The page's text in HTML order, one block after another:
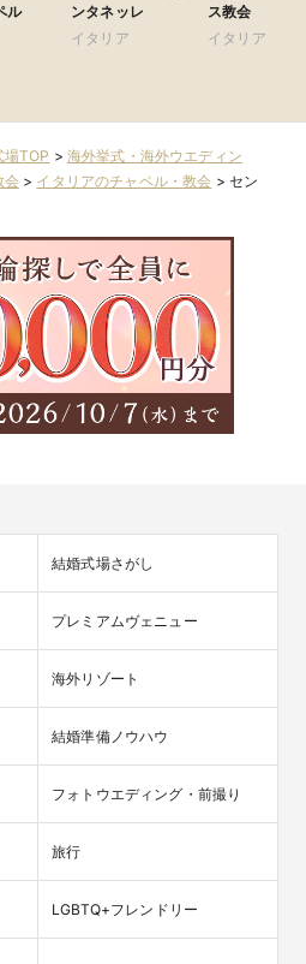
ル
ンタネッレ
イタリア
ス教会
イタリア
場TOP > 海外挙式・海外ウエディン
会> イタリアのチャペル・教会 > セン
結婚式場さがし
プレミアムヴェニュー
海外リゾート
結婚準備ノウハウ
フォトウエディング・前撮り
旅行
LGBTQ+フレンドリー